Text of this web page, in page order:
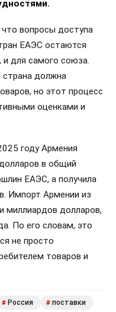
что вопросы доступа
ЕАЭС остаются
и для самого союза.
страна должна
но этот процесс
оценками и
году Армения
в общий
ЕАЭС, а получила
Импорт Армении из
миллиардов долларов,
По его словам, это
не просто
товаров и
# Россия # поставки